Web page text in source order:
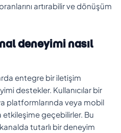
artırabilir ve dönüşüm
deneyimi nasıl
entegre bir iletişim
destekler. Kullanıcılar bir
platformlarında veya mobil
geçebilirler. Bu
tutarlı bir deneyim